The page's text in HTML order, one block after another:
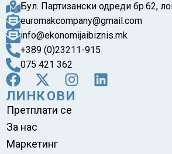
Бул. Партизански одреди бр.62,
euromakcompany@gmail.com
info@ekonomijaibiznis.mk
+389 (0)23211-915
075 421 362
ЛИНКОВИ
Претплати се
За нас
Маркетинг